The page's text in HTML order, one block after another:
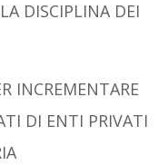
DISCIPLINA DEI
INCREMENTARE
DI ENTI PRIVATI